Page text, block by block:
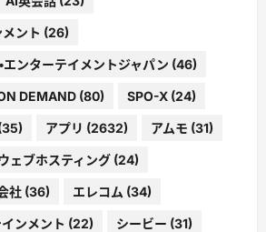
ント (26)
エンターテイメントジャパン (46)
DEMAND (80) SPO-X (24)
アプリ (2632) アムモ (31)
ェブホスティング (24)
社 (36) エレコム (34)
インメント (22) シービー (31)